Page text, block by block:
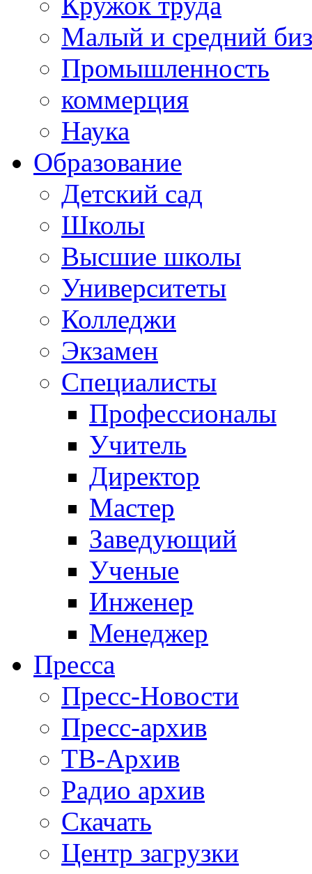
Малый и средний
Промышленность
коммерция
Наука
Образование
Детский сад
Школы
Высшие школы
Университеты
Колледжи
Экзамен
Специалисты
Профессионалы
Учитель
Директор
Мастер
Заведующий
Ученые
Инженер
Менеджер
Пресса
Пресс-Новости
Пресс-архив
ТВ-Архив
Радио архив
Скачать
Центр загрузки